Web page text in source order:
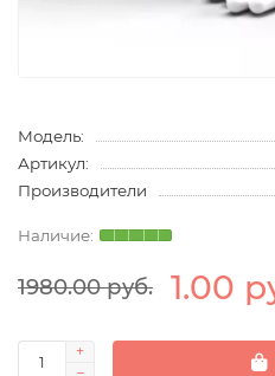
Модель:
Артикул:
Производители
1980.00 руб. 1.00